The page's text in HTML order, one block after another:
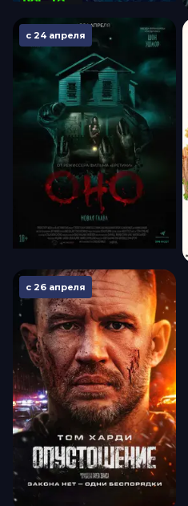
с 24 апреля
с 26 апреля